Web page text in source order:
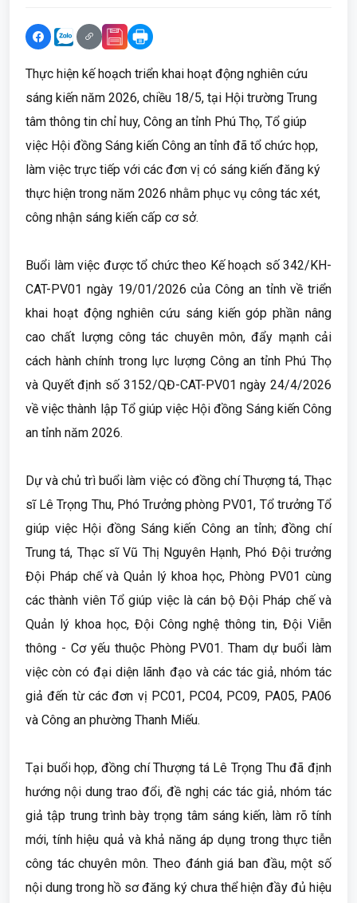
Thực hiện kế hoạch triển khai hoạt động nghiên cứu
sáng kiến năm 2026, chiều 18/5, tại Hội trường Trung
tâm thông tin chỉ huy, Công an tỉnh Phú Thọ, Tổ giúp
việc Hội đồng Sáng kiến Công an tỉnh đã tổ chức họp,
làm việc trực tiếp với các đơn vị có sáng kiến đăng ký
thực hiện trong năm 2026 nhằm phục vụ công tác xét,
công nhận sáng kiến cấp cơ sở.
Buổi làm việc được tổ chức theo Kế hoạch số 342/KH-
CAT-PV01 ngày 19/01/2026 của Công an tỉnh về triển
khai hoạt động nghiên cứu sáng kiến góp phần nâng
cao chất lượng công tác chuyên môn, đẩy mạnh cải
cách hành chính trong lực lượng Công an tỉnh Phú Thọ
và Quyết định số 3152/QĐ-CAT-PV01 ngày 24/4/2026
về việc thành lập Tổ giúp việc Hội đồng Sáng kiến Công
an tỉnh năm 2026.
Dự và chủ trì buổi làm việc có đồng chí Thượng tá, Thạc
sĩ Lê Trọng Thu, Phó Trưởng phòng PV01, Tổ trưởng Tổ
giúp việc Hội đồng Sáng kiến Công an tỉnh; đồng chí
Trung tá, Thạc sĩ Vũ Thị Nguyên Hạnh, Phó Đội trưởng
Đội Pháp chế và Quản lý khoa học, Phòng PV01 cùng
các thành viên Tổ giúp việc là cán bộ Đội Pháp chế và
Quản lý khoa học, Đội Công nghệ thông tin, Đội Viễn
thông - Cơ yếu thuộc Phòng PV01. Tham dự buổi làm
việc còn có đại diện lãnh đạo và các tác giả, nhóm tác
giả đến từ các đơn vị PC01, PC04, PC09, PA05, PA06
và Công an phường Thanh Miếu.
Tại buổi họp, đồng chí Thượng tá Lê Trọng Thu đã định
hướng nội dung trao đổi, đề nghị các tác giả, nhóm tác
giả tập trung trình bày trọng tâm sáng kiến, làm rõ tính
mới, tính hiệu quả và khả năng áp dụng trong thực tiễn
công tác chuyên môn. Theo đánh giá ban đầu, một số
nội dung trong hồ sơ đăng ký chưa thể hiện đầy đủ hiệu